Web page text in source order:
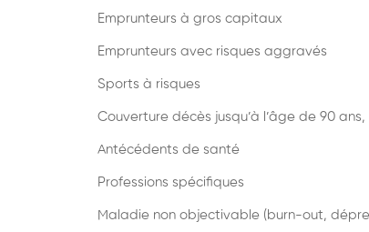
Emprunteurs à gros capitaux
Emprunteurs avec risques aggravés
Sports à risques
Couverture décès jusqu’à l’âge de 90 ans,
Antécédents de santé
Professions spécifiques
Maladie non objectivable (burn-out,